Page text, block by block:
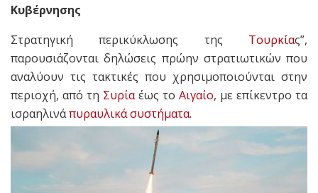
Κυβέρνησης
Στρατηγική περικύκλωσης της Τουρκίας”,
παρουσιάζονται δηλώσεις πρώην στρατιωτικών που
αναλύουν τις τακτικές που χρησιμοποιούνται στην
περιοχή, από τη Συρίαέως το Αιγαίο, με επίκεντρο τα
ισραηλινάπυραυλικά συστήματα.